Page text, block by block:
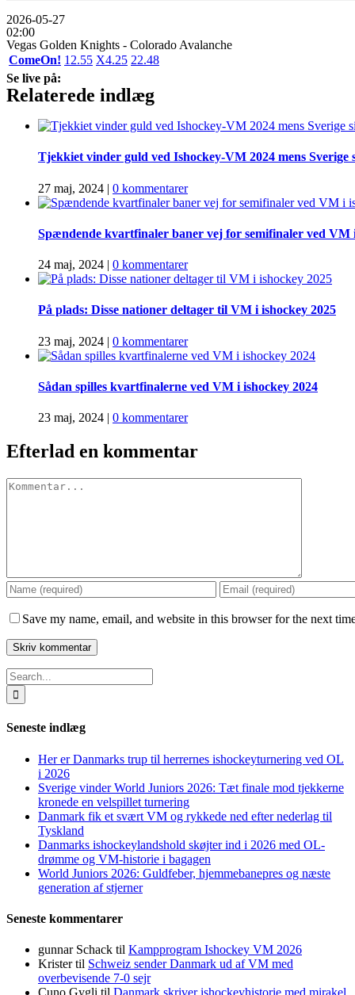
2026-05-27
02:00
Vegas Golden Knights - Colorado Avalanche
ComeOn! 1 2.55 X4.25 22.48
Se live på:
Relaterede indlæg
Tjekkiet vinder guld ved Ishockey-VM 2024 mens Sverige
27 maj, 2024 | 0 kommentarer
Spændende kvartfinaler baner vej for semifinaler ved VM
24 maj, 2024 | 0 kommentarer
På plads: Disse nationer deltager til VM i ishockey 2025
23 maj, 2024 | 0 kommentarer
Sådan spilles kvartfinalerne ved VM i ishockey 2024
23 maj, 2024 | 0 kommentarer
Efterlad en kommentar
Comment
Save my name, email, and website in this browser for the next
Search
for:
Seneste indlæg
Her er Danmarks trup til herrernes ishockeyturnering ved OL
i 2026
Sverige vinder World Juniors 2026: Tæt finale mod tjekkerne
kronede en velspillet turnering
Danmark fik et svært VM og rykkede ned efter nederlag til
Tyskland
Danmarks ishockeylandshold skøjter ind i 2026 med OL-
drømme og VM-historie i bagagen
World Juniors 2026: Guldfeber, hjemmebanepres og næste
generation af stjerner
Seneste kommentarer
gunnar Schack til Kampprogram Ishockey VM 2026
Kristertil Schweiz sender Danmark ud af VM med
overbevisende 7-0 sejr